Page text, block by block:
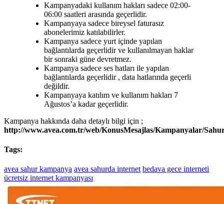
Kampanyadaki kullanım hakları sadece 02:00-
06:00 saatleri arasında geçerlidir. ​
Kampanyaya sadece bireysel faturasız
abonelerimiz katılabilirler.
Kampanya sadece yurt içinde yapılan
bağlantılarda geçerlidir ve kullanılmayan haklar
bir sonraki güne devretmez.
Kampanya sadece ses hatları ile yapılan
bağlantılarda geçerlidir , data hatlarında geçerli
değildir.
Kampanyaya katılım ve kullanım hakları 7
Ağustos’a kadar geçerlidir.
Kampanya hakkında daha detaylı bilgi için ;
http://www.avea.com.tr/web/KonusMesajlas/Kampanyalar/
Tags:
avea sahur kampanya avea sahurda internet bedava gece interneti
ücretsiz internet kampanyası